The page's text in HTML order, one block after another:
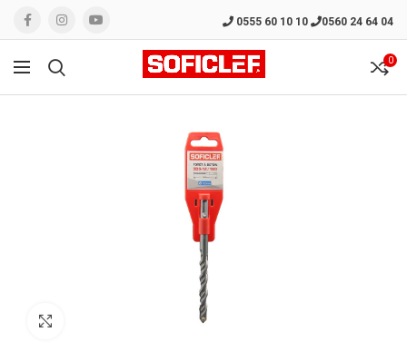
0555 60 10 10 0560 24 64 04
0